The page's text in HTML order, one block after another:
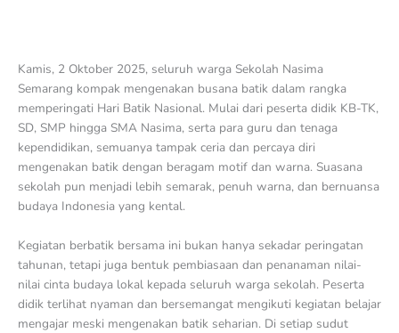
Kamis, 2 Oktober 2025, seluruh warga Sekolah Nasima
Semarang kompak mengenakan busana batik dalam rangka
memperingati Hari Batik Nasional. Mulai dari peserta didik KB-TK,
SD, SMP hingga SMA Nasima, serta para guru dan tenaga
kependidikan, semuanya tampak ceria dan percaya diri
mengenakan batik dengan beragam motif dan warna. Suasana
sekolah pun menjadi lebih semarak, penuh warna, dan bernuansa
budaya Indonesia yang kental.
Kegiatan berbatik bersama ini bukan hanya sekadar peringatan
tahunan, tetapi juga bentuk pembiasaan dan penanaman nilai-
nilai cinta budaya lokal kepada seluruh warga sekolah. Peserta
didik terlihat nyaman dan bersemangat mengikuti kegiatan belajar
mengajar meski mengenakan batik seharian. Di setiap sudut